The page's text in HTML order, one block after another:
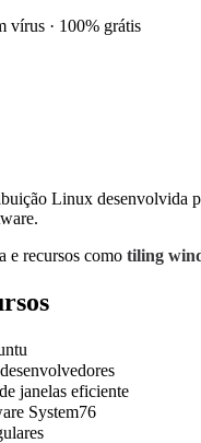
vírus · 100% grátis
Linux desenvolvida
e recursos como tiling
janelas eficiente
System76